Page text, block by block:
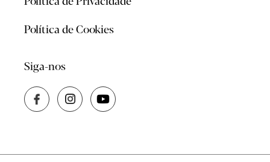
Política de Cookies
Siga-nos